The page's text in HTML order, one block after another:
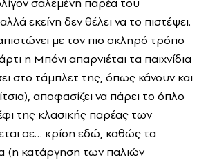
εκείνη δεν θέλει να το πιστέψει.
με τον πιο σκληρό τρόπο
η Μπόνι απαρνιέται τα παιχνίδια
στο τάμπλετ της, όπως κάνουν και
αποφασίζει να πάρει το όπλο
της κλασικής παρέας των
σε… κρίση εδώ, καθώς τα
(η κατάργηση των παλιών